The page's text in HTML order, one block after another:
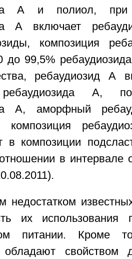
А и полиол, при
А включает
композиция
до 99,5%
ребаудиозид А
А,
А, аморфный
композиция
в композиции
в интервале
недостатком
их использования
питании. Кроме
свойством